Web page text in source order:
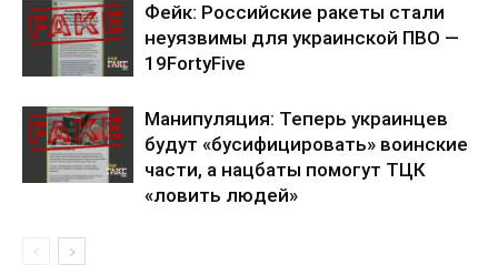
Фейк: Российские ракеты стали
неуязвимы для украинской ПВО —
19FortyFive
Манипуляция: Теперь украинцев
будут «бусифицировать» воинские
части, а нацбаты помогут ТЦК
«ловить людей»